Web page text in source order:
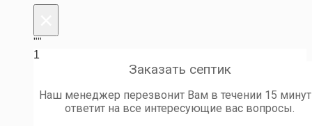
""
1
Заказать септик
Наш менеджер перезвонит Вам в течении 15
ответит на все интересующие вас вопросы.